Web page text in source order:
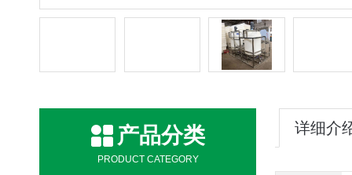
产品分类
PRODUCT CATEGORY
详细介